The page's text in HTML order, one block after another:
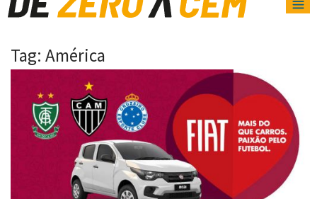
Main Navigation
Tag: América